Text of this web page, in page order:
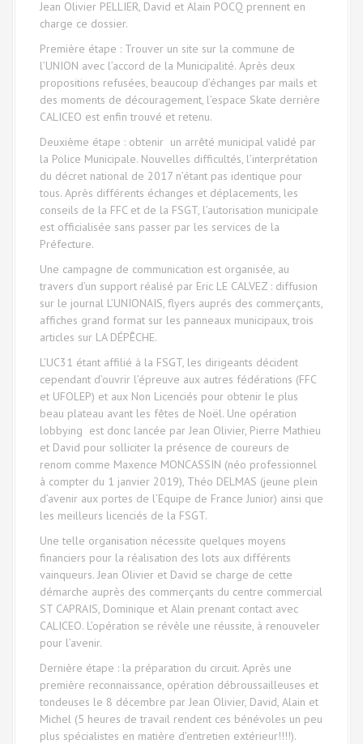
Jean Olivier PELLIER, David et Alain POCQ prennent en
charge ce dossier.
Première étape : Trouver un site sur la commune de
l’UNION avec l’accord de la Municipalité. Après deux
propositions refusées, beaucoup d’échanges par mails et
des moments de découragement, l’espace Skate derrière
CALICEO est enfin trouvé et retenu.
Deuxième étape : obtenir un arrêté municipal validé par
la Police Municipale. Nouvelles difficultés, l’interprétation
du décret national de 2017 n’étant pas identique pour
tous. Après différents échanges et déplacements, les
conseils de la FFC et de la FSGT, l’autorisation municipale
est officialisée sans passer par les services de la
Préfecture.
Une campagne de communication est organisée, au
travers d’un support réalisé par Eric LE CALVEZ : diffusion
sur le journal L’UNIONAIS, flyers auprés des commerçants,
affiches grand format sur les panneaux municipaux, trois
articles sur LA DÉPÊCHE.
L’UC31 étant affilié à la FSGT, les dirigeants décident
cependant d’ouvrir l’épreuve aux autres fédérations (FFC
et UFOLEP) et aux Non Licenciés pour obtenir le plus
beau plateau avant les fêtes de Noël. Une opération
lobbying est donc lancée par Jean Olivier, Pierre Mathieu
et David pour solliciter la présence de coureurs de
renom comme Maxence MONCASSIN (néo professionnel
à compter du 1 janvier 2019), Théo DELMAS (jeune plein
d’avenir aux portes de l’Equipe de France Junior) ainsi que
les meilleurs licenciés de la FSGT.
Une telle organisation nécessite quelques moyens
financiers pour la réalisation des lots aux différents
vainqueurs. Jean Olivier et David se charge de cette
démarche auprès des commerçants du centre commercial
ST CAPRAIS, Dominique et Alain prenant contact avec
CALICEO. L’opération se révèle une réussite, à renouveler
pour l’avenir.
Dernière étape : la préparation du circuit. Après une
première reconnaissance, opération débroussailleuses et
tondeuses le 8 décembre par Jean Olivier, David, Alain et
Michel (5 heures de travail rendent ces bénévoles un peu
plus spécialistes en matière d’entretien extérieur!!!!).